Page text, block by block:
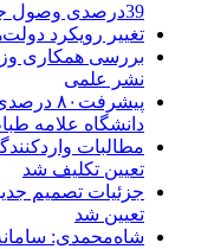
39درصدی وصول جرایم
تغییر رویکرد
بررسی همکاری
نشر علمی
دانشگاه علامه
مطالبات
تعیین تکلیف شد
جزئیات تصمیم
تعیین شد
شاه‌محمدی: